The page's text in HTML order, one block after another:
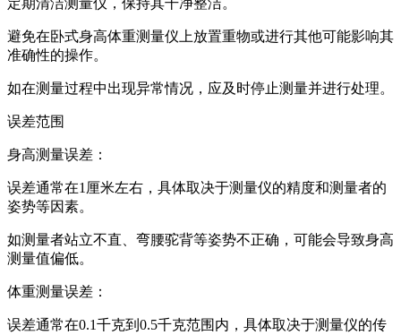
定期清洁测量仪，保持其干净整洁。
避免在卧式身高体重测量仪上放置重物或进行其他可能影响其
准确性的操作。
如在测量过程中出现异常情况，应及时停止测量并进行处理。
误差范围
身高测量误差：
误差通常在1厘米左右，具体取决于测量仪的精度和测量者的
姿势等因素。
如测量者站立不直、弯腰驼背等姿势不正确，可能会导致身高
测量值偏低。
体重测量误差：
误差通常在0.1千克到0.5千克范围内，具体取决于测量仪的传